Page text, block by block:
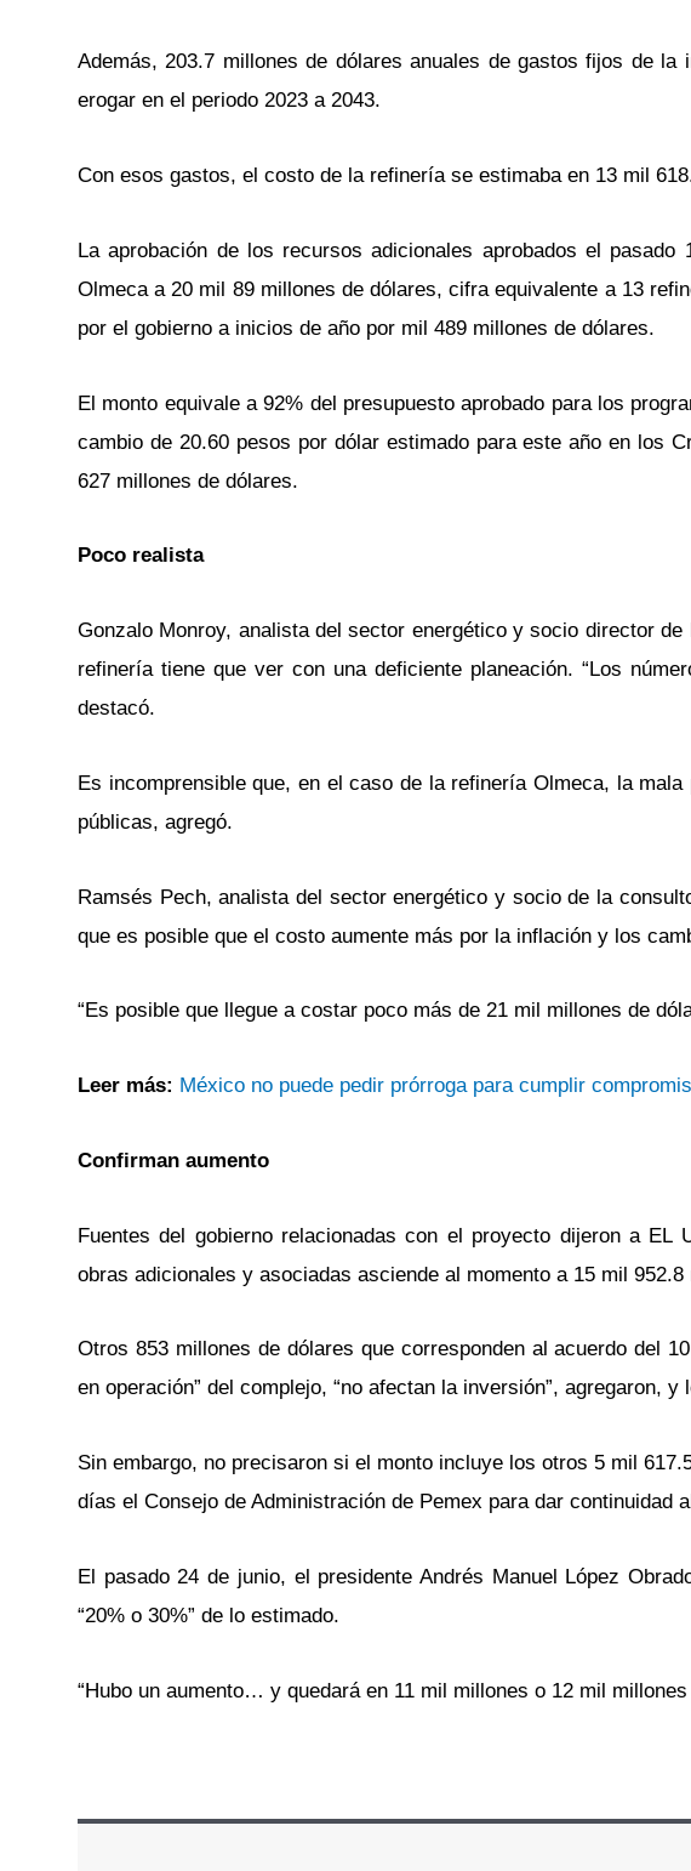
Además, 203.7 millones de dólares anuales de gastos fijos de
erogar en el periodo 2023 a 2043.
Con esos gastos, el costo de la refinería se estimaba en 13 mil
La aprobación de los recursos adicionales aprobados el
Olmeca a 20 mil 89 millones de dólares, cifra equivalente a 13
por el gobierno a inicios de año por mil 489 millones de dólares.
El monto equivale a 92% del presupuesto aprobado para los
cambio de 20.60 pesos por dólar estimado para este año en los
627 millones de dólares.
Poco realista
Gonzalo Monroy, analista del sector energético y socio director
refinería tiene que ver con una deficiente planeación. “Los
destacó.
Es incomprensible que, en el caso de la refinería Olmeca, la
públicas, agregó.
Ramsés Pech, analista del sector energético y socio de la
que es posible que el costo aumente más por la inflación y los
“Es posible que llegue a costar poco más de 21 mil millones de
Leer más: México no puede pedir prórroga para cumplir
Confirman aumento
Fuentes del gobierno relacionadas con el proyecto dijeron a
obras adicionales y asociadas asciende al momento a 15 mil
Otros 853 millones de dólares que corresponden al acuerdo del
en operación” del complejo, “no afectan la inversión”, agregaron,
Sin embargo, no precisaron si el monto incluye los otros 5 mil
días el Consejo de Administración de Pemex para dar continuidad
El pasado 24 de junio, el presidente Andrés Manuel López
“20% o 30%” de lo estimado.
“Hubo un aumento… y quedará en 11 mil millones o 12 mil